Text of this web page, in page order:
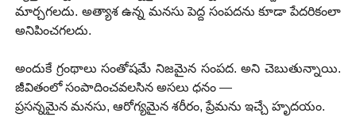
మార్చగలదు. అత్యాశ ఉన్న మనసు పెద్ద సంపదను కూడా పేదరికంలా
అనిపించగలదు.
అందుకే గ్రంథాలు సంతోషమే నిజమైన సంపద. అని చెబుతున్నాయి.
జీవితంలో సంపాదించవలసిన అసలు ధనం —
ప్రసన్నమైన మనసు, ఆరోగ్యమైన శరీరం, ప్రేమను ఇచ్చే హృదయం.